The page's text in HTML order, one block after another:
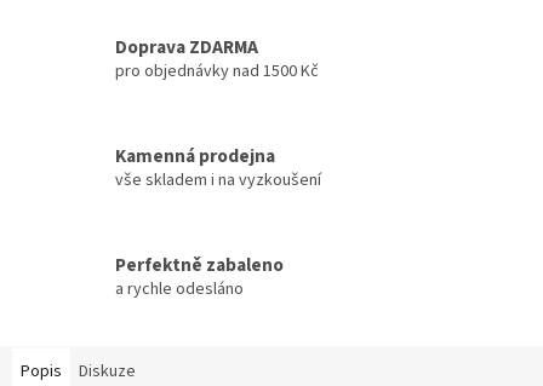
Doprava ZDARMA
pro objednávky nad 1500 Kč
Kamenná prodejna
vše skladem i na vyzkoušení
Perfektně zabaleno
a rychle odesláno
Popis Diskuze